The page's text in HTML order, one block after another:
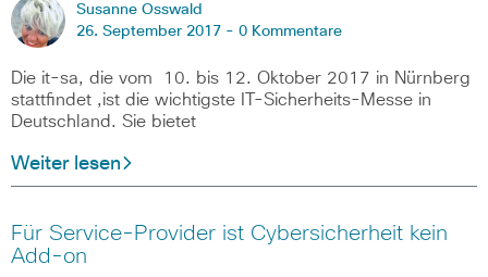
Susanne Osswald
26. September 2017 - 0 Kommentare
Die it-sa, die vom 10. bis 12. Oktober 2017 in Nürnberg
stattfindet ,ist die wichtigste IT-Sicherheits-Messe in
Deutschland. Sie bietet
Weiter lesen
Für Service-Provider ist Cybersicherheit kein
Add-on